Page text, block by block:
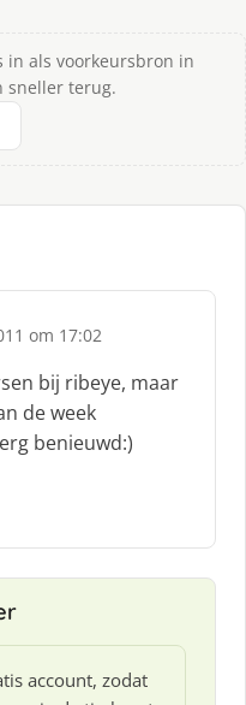
in als voorkeursbron in
sneller terug.
om 17:02
bij ribeye, maar
de week
benieuwd:)
account, zodat